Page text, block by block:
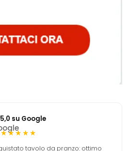
5,0 su Google
★★★★★
tavolo da pranzo: ottimo